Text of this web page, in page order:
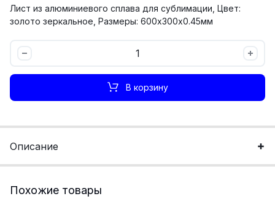
Лист из алюминиевого сплава для сублимации, Цвет:
золото зеркальное, Размеры: 600х300х0.45мм
количество
В корзину
Описание
Похожие товары